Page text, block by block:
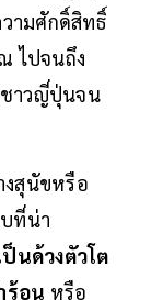
ามศักดิ์สิทธิ์
ไปจนถึง
าวญี่ปุ่นจน
งสุนัขหรือ
ที่น่า
ป็นด้วงตัวโต
ร้อน หรือ